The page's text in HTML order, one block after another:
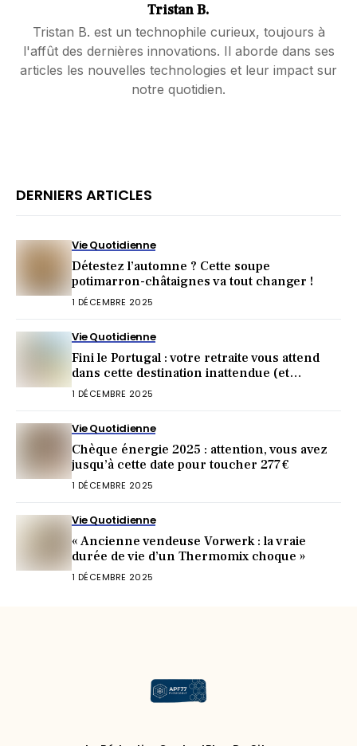
Tristan B.
Tristan B. est un technophile curieux, toujours à
l'affût des dernières innovations. Il aborde dans ses
articles les nouvelles technologies et leur impact sur
notre quotidien.
DERNIERS ARTICLES
Vie Quotidienne
Détestez l’automne ? Cette soupe
potimarron-châtaignes va tout changer !
1 DÉCEMBRE 2025
Vie Quotidienne
Fini le Portugal : votre retraite vous attend
dans cette destination inattendue (et
irrésistible) !
1 DÉCEMBRE 2025
Vie Quotidienne
Chèque énergie 2025 : attention, vous avez
jusqu’à cette date pour toucher 277 €
1 DÉCEMBRE 2025
Vie Quotidienne
« Ancienne vendeuse Vorwerk : la vraie
durée de vie d’un Thermomix choque »
1 DÉCEMBRE 2025